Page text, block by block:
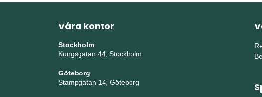
Våra kontor
Stockholm
Kungsgatan 44, Stockholm
Göteborg
Stampgatan 14, Göteborg